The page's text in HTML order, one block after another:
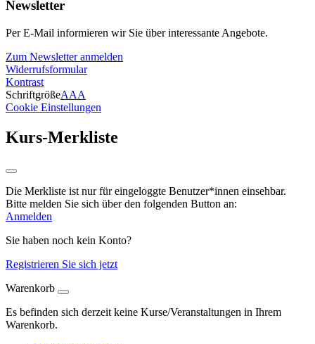
Newsletter
Per E-Mail informieren wir Sie über interessante Angebote.
Zum Newsletter anmelden
Widerrufsformular
Kontrast
SchriftgrößeAAA
Cookie Einstellungen
Kurs-Merkliste
Die Merkliste ist nur für eingeloggte Benutzer*innen einsehbar.
Bitte melden Sie sich über den folgenden Button an:
Anmelden
Sie haben noch kein Konto?
Registrieren Sie sich jetzt
Warenkorb
Es befinden sich derzeit keine Kurse/Veranstaltungen in Ihrem
Warenkorb.